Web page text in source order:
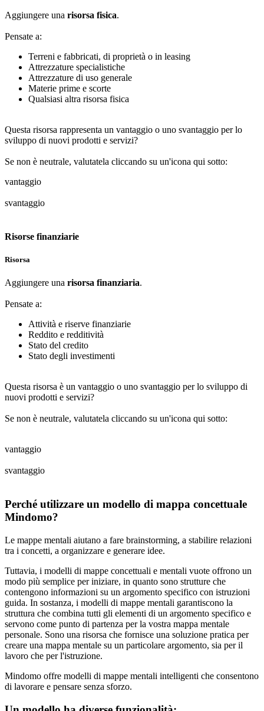
Aggiungere una risorsa fisica.
Pensate a:
Terreni e fabbricati, di proprietà o in leasing
Attrezzature specialistiche
Attrezzature di uso generale
Materie prime e scorte
Qualsiasi altra risorsa fisica
Questa risorsa rappresenta un vantaggio o uno svantaggio per lo
sviluppo di nuovi prodotti e servizi?
Se non è neutrale, valutatela cliccando su un'icona qui sotto:
vantaggio
svantaggio
Risorse finanziarie
Risorsa
Aggiungere una risorsa finanziaria.
Pensate a:
Attività e riserve finanziarie
Reddito e redditività
Stato del credito
Stato degli investimenti
Questa risorsa è un vantaggio o uno svantaggio per lo sviluppo di
nuovi prodotti e servizi?
Se non è neutrale, valutatela cliccando su un'icona qui sotto:
vantaggio
svantaggio
Perché utilizzare un modello di mappa concettuale
Mindomo?
Le mappe mentali aiutano a fare brainstorming, a stabilire relazioni
tra i concetti, a organizzare e generare idee.
Tuttavia, i modelli di mappe concettuali e mentali vuote offrono un
modo più semplice per iniziare, in quanto sono strutture che
contengono informazioni su un argomento specifico con istruzioni
guida. In sostanza, i modelli di mappe mentali garantiscono la
struttura che combina tutti gli elementi di un argomento specifico e
servono come punto di partenza per la vostra mappa mentale
personale. Sono una risorsa che fornisce una soluzione pratica per
creare una mappa mentale su un particolare argomento, sia per il
lavoro che per l'istruzione.
Mindomo offre modelli di mappe mentali intelligenti che consentono
di lavorare e pensare senza sforzo.